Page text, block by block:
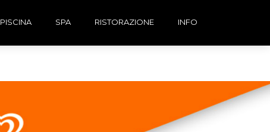
PISCINA SPA RISTORAZIONE INFO